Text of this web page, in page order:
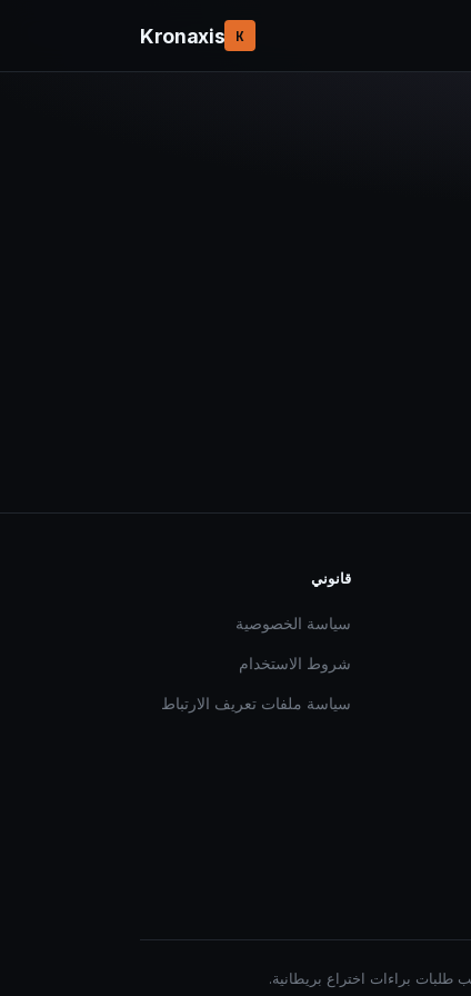
K
Kronaxis
قانوني
سياسة الخصوصية
شروط الاستخدام
سياسة ملفات تعريف الارتباط